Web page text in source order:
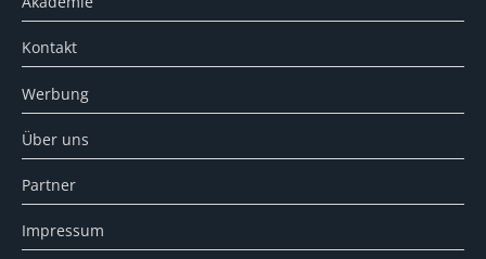
Kontakt
Werbung
Über uns
Partner
Impressum